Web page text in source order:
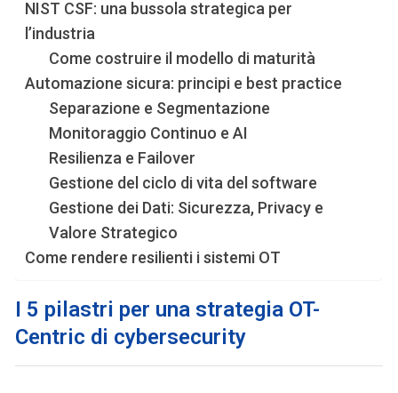
NIST CSF: una bussola strategica per
l’industria
Come costruire il modello di maturità
Automazione sicura: principi e best practice
Separazione e Segmentazione
Monitoraggio Continuo e AI
Resilienza e Failover
Gestione del ciclo di vita del software
Gestione dei Dati: Sicurezza, Privacy e
Valore Strategico
Come rendere resilienti i sistemi OT
I 5 pilastri per una strategia OT-
Centric di cybersecurity